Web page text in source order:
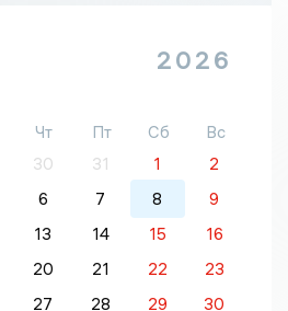
2026
Чт Пт Сб
Вс
30 31 1
2
6 7 8
9
13 14 15
16
20 21 22
23
27 28 29
30